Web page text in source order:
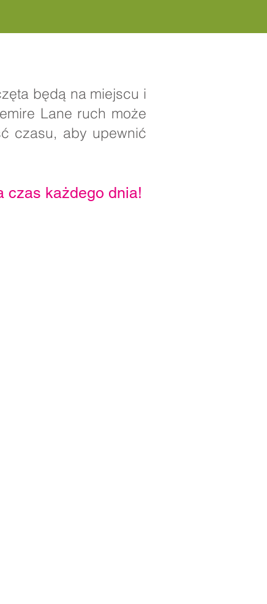
będą na miejscu i
Lane ruch może
czasu, aby upewnić
czas każdego dnia!